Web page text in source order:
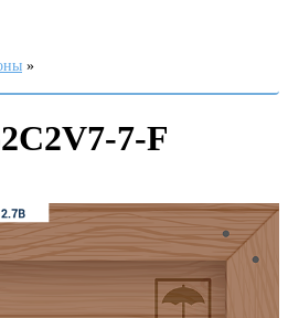
7-F